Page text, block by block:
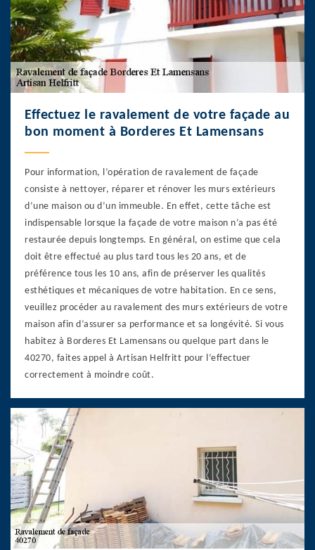
Effectuez le ravalement de votre façade au
bon moment à Borderes Et Lamensans
Pour information, l’opération de ravalement de façade
consiste à nettoyer, réparer et rénover les murs extérieurs
d’une maison ou d’un immeuble. En effet, cette tâche est
indispensable lorsque la façade de votre maison n’a pas été
restaurée depuis longtemps. En général, on estime que cela
doit être effectué au plus tard tous les 20 ans, et de
préférence tous les 10 ans, afin de préserver les qualités
esthétiques et mécaniques de votre habitation. En ce sens,
veuillez procéder au ravalement des murs extérieurs de votre
maison afin d’assurer sa performance et sa longévité. Si vous
habitez à Borderes Et Lamensans ou quelque part dans le
40270, faites appel à Artisan Helfritt pour l’effectuer
correctement à moindre coût.